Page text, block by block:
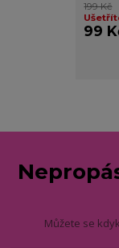
199 Kč
99
Můžete se